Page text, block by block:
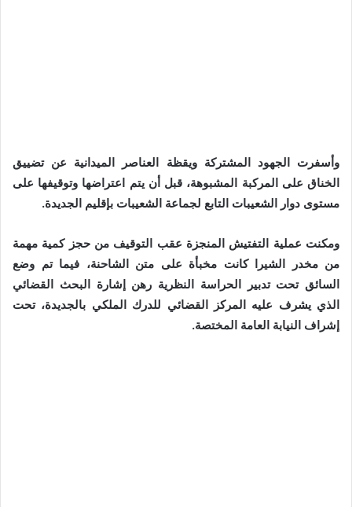
وأسفرت الجهود المشتركة ويقظة العناصر الميدانية عن تضييق
الخناق على المركبة المشبوهة، قبل أن يتم اعتراضها وتوقيفها على
مستوى دوار الشعيبات التابع لجماعة الشعيبات بإقليم الجديدة.
ومكنت عملية التفتيش المنجزة عقب التوقيف من حجز كمية مهمة
من مخدر الشيرا كانت مخبأة على متن الشاحنة، فيما تم وضع
السائق تحت تدبير الحراسة النظرية رهن إشارة البحث القضائي
الذي يشرف عليه المركز القضائي للدرك الملكي بالجديدة، تحت
إشراف النيابة العامة المختصة.